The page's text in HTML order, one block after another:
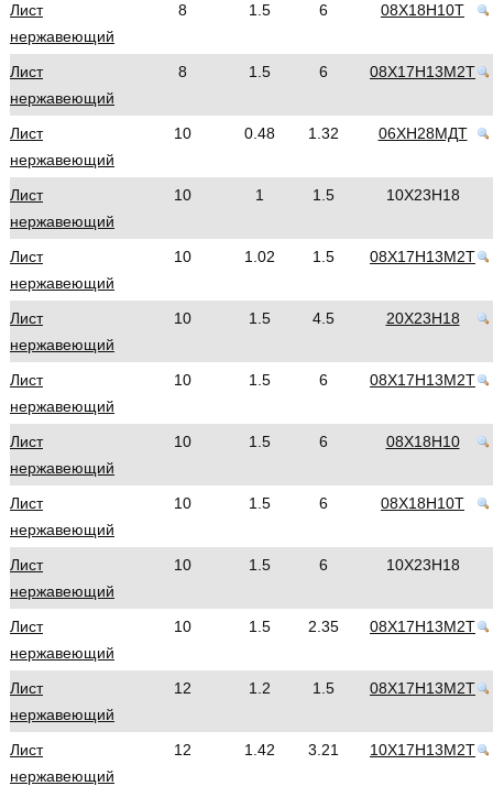
Лист
нержавеющий
8 1.5 6 08Х18Н10Т
Лист
нержавеющий
8 1.5 6 08Х17Н13М2Т
Лист
нержавеющий
10 0.48 1.32 06ХН28МДТ
Лист
нержавеющий
10 1 1.5 10Х23Н18
Лист
нержавеющий
10 1.02 1.5 08Х17Н13М2Т
Лист
нержавеющий
10 1.5 4.5 20Х23Н18
Лист
нержавеющий
10 1.5 6 08Х17Н13М2Т
Лист
нержавеющий
10 1.5 6 08Х18Н10
Лист
нержавеющий
10 1.5 6 08Х18Н10Т
Лист
нержавеющий
10 1.5 6 10Х23Н18
Лист
нержавеющий
10 1.5 2.35 08Х17Н13М2Т
Лист
нержавеющий
12 1.2 1.5 08Х17Н13М2Т
Лист
нержавеющий
12 1.42 3.21 10Х17Н13М2Т